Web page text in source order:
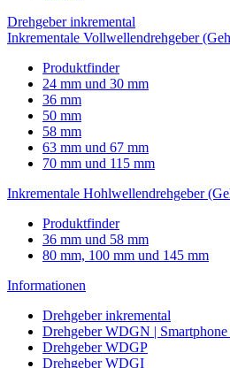
Drehgeber inkremental
Inkrementale Vollwellendrehgeber
Produktfinder
24 mm und 30 mm
36 mm
50 mm
58 mm
63 mm und 67 mm
70 mm und 115 mm
Inkrementale Hohlwellendrehgeber
Produktfinder
36 mm und 58 mm
80 mm, 100 mm und 145 mm
Informationen
Drehgeber inkremental
Drehgeber WDGN |
Drehgeber WDGP
Drehgeber WDGI